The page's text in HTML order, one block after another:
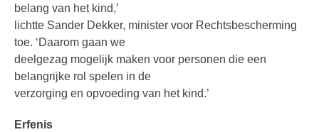
belang van het kind,’
lichtte Sander Dekker, minister voor Rechtsbescherming
toe. ‘Daarom gaan we
deelgezag mogelijk maken voor personen die een
belangrijke rol spelen in de
verzorging en opvoeding van het kind.’
Erfenis